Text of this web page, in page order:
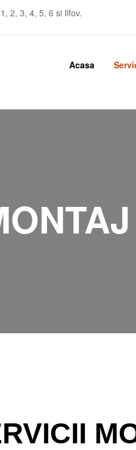
2, 3, 4, 5, 6 si Ilfov.
Acasa